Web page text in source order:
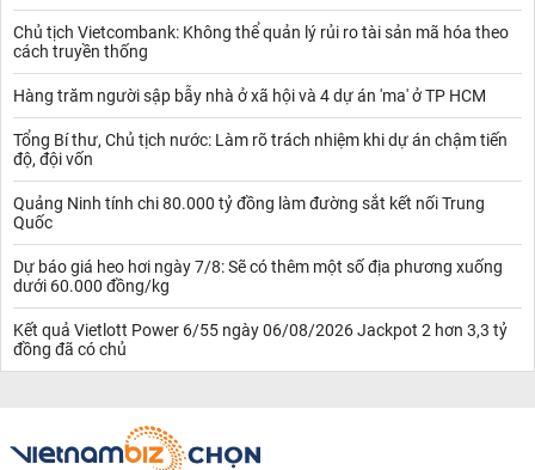
(Nhật Bản) giao tháng 9/2019 đã bất ngờ tăng 1,3% lên 175,8
yen/kg cho dù các nhà đầu tư dự đoán có nguy cơ tụt giảm khá
mạnh.
Theo bảng số liệu mới nhất từ Cơ quan Hải quan Trung Quốc,
hiện tại quốc gia này đang đứng vị trí cao nhất về nhập khẩu cao
su.
Chỉ tính riêng trong 7 tháng đầu năm 2019, Trung Quốc đại lục đã
nhập hơn 3,6 triệu tấn, qua đógiá mủ cao sumang về hơn 5,62
tỷ USD, nhưng con số này vẫn còn thấp khi giảm 7,1% về lượng
và giảm 13,2% về trị giá so với cùng kỳ năm 2018.
Chủ tịch Vietcombank: Không thể quản lý rủi ro tài sản mã hóa theo
cách truyền thống
Hàng trăm người sập bẫy nhà ở xã hội và 4 dự án 'ma' ở TP HCM
Tổng Bí thư, Chủ tịch nước: Làm rõ trách nhiệm khi dự án chậm tiến
độ, đội vốn
Quảng Ninh tính chi 80.000 tỷ đồng làm đường sắt kết nối Trung
Quốc
Dự báo giá heo hơi ngày 7/8: Sẽ có thêm một số địa phương xuống
dưới 60.000 đồng/kg
Kết quả Vietlott Power 6/55 ngày 06/08/2026 Jackpot 2 hơn 3,3 tỷ
đồng đã có chủ